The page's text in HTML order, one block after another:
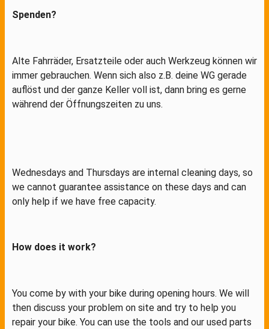
Spenden?
Alte Fahrräder, Ersatzteile oder auch Werkzeug können wir
immer gebrauchen. Wenn sich also z.B. deine WG gerade
auflöst und der ganze Keller voll ist, dann bring es gerne
während der Öffnungszeiten zu uns.
Wednesdays and Thursdays are internal cleaning days, so
we cannot guarantee assistance on these days and can
only help if we have free capacity.
How does it work?
You come by with your bike during opening hours. We will
then discuss your problem on site and try to help you
repair your bike. You can use the tools and our used parts